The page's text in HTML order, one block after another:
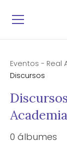
Eventos - Real
Discursos
0 álbumes